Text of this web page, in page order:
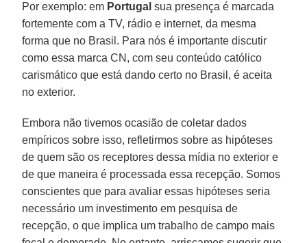
Por exemplo: em Portugal sua presença é marcada
fortemente com a TV, rádio e internet, da mesma
forma que no Brasil. Para nós é importante discutir
como essa marca CN, com seu conteúdo católico
carismático que está dando certo no Brasil, é aceita
no exterior.
Embora não tivemos ocasião de coletar dados
empíricos sobre isso, refletirmos sobre as hipóteses
de quem são os receptores dessa mídia no exterior e
de que maneira é processada essa recepção. Somos
conscientes que para avaliar essas hipóteses seria
necessário um investimento em pesquisa de
recepção, o que implica um trabalho de campo mais